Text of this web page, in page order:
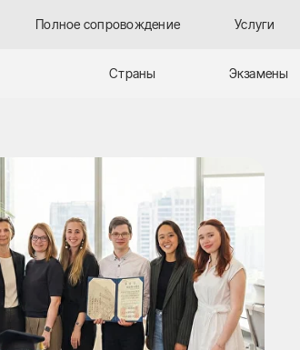
Полное сопровождение Услуги
Страны Экзамены